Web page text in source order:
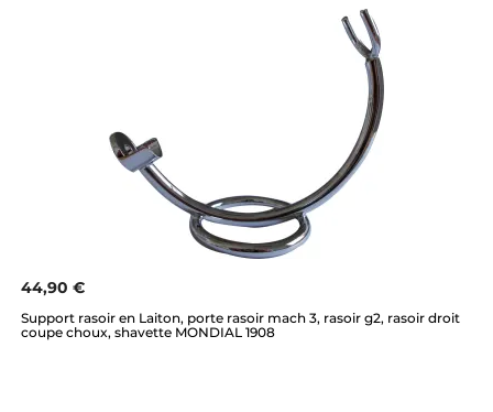
44,90 €
Support rasoir en Laiton, porte rasoir mach 3, rasoir g2, rasoir droit
coupe choux, shavette MONDIAL 1908